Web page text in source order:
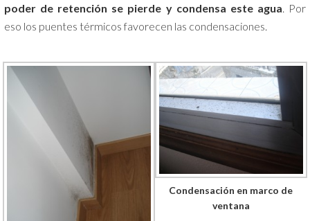
poder de retención se pierde y condensa este agua. Por
eso los puentes térmicos favorecen las condensaciones.
Condensación en marco de
ventana